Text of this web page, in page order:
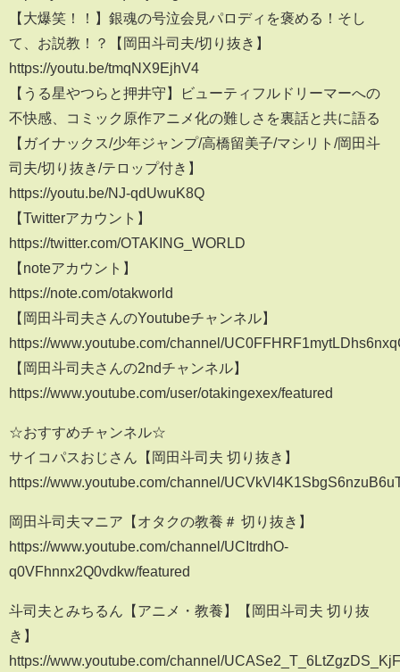
【大爆笑！！】銀魂の号泣会見パロディを褒める！そし
て、お説教！？【岡田斗司夫/切り抜き】
https://youtu.be/tmqNX9EjhV4
【うる星やつらと押井守】ビューティフルドリーマーへの
不快感、コミック原作アニメ化の難しさを裏話と共に語る
【ガイナックス/少年ジャンプ/高橋留美子/マシリト/岡田斗
司夫/切り抜き/テロップ付き】
https://youtu.be/NJ-qdUwuK8Q
【Twitterアカウント】
https://twitter.com/OTAKING_WORLD
【noteアカウント】
https://note.com/otakworld
【岡田斗司夫さんのYoutubeチャンネル】
https://www.youtube.com/channel/
【岡田斗司夫さんの2ndチャンネル】
https://www.youtube.com/user/otakingexex/featured
☆おすすめチャンネル☆
サイコパスおじさん【岡田斗司夫 切り抜き】
https://www.youtube.com/channel/
岡田斗司夫マニア【オタクの教養＃ 切り抜き】
https://www.youtube.com/channel/UCItrdhO-
q0VFhnnx2Q0vdkw/featured
斗司夫とみちるん【アニメ・教養】【岡田斗司夫 切り抜
き】
https://www.youtube.com/channel/